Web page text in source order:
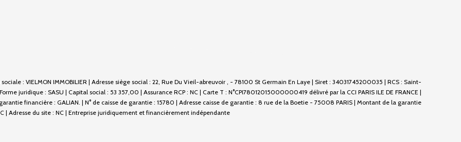
: VIELMON IMMOBILIER | Adresse siège social : 22, Rue Du Vieil-abreuvoir , - 78100 St Germain En Laye | Siret : 34031745200035 | RCS : Saint-
juridique : SASU | Capital social : 53 357,00 | Assurance RCP : NC | Carte T : N°CPI78012015000000419 délivré par la CCI PARIS ILE DE FRANCE |
financière : GALIAN. | N° de caisse de garantie : 15780 | Adresse caisse de garantie : 8 rue de la Boetie - 75008 PARIS | Montant de la garantie
| Adresse du site : NC | Entreprise juridiquement et financièrement indépendante